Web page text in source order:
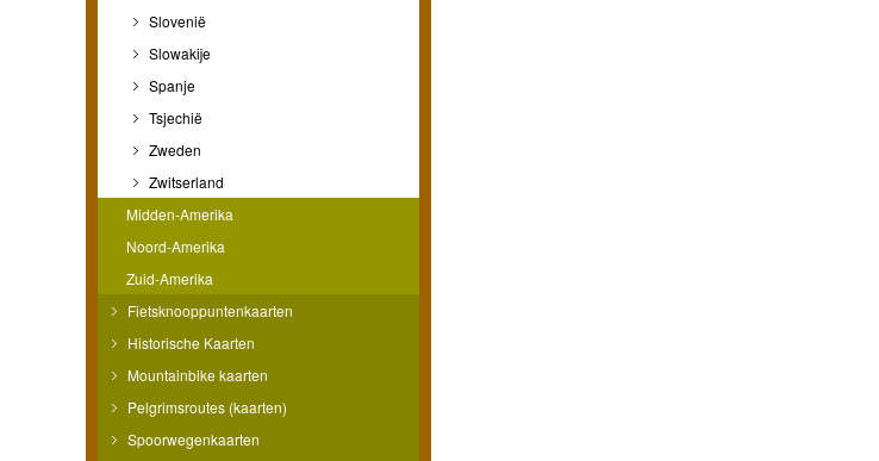
Slovenië
Slowakije
Spanje
Tsjechië
Zweden
Zwitserland
Midden-Amerika
Noord-Amerika
Zuid-Amerika
Fietsknooppuntenkaarten
Historische Kaarten
Mountainbike kaarten
Pelgrimsroutes (kaarten)
Spoorwegenkaarten